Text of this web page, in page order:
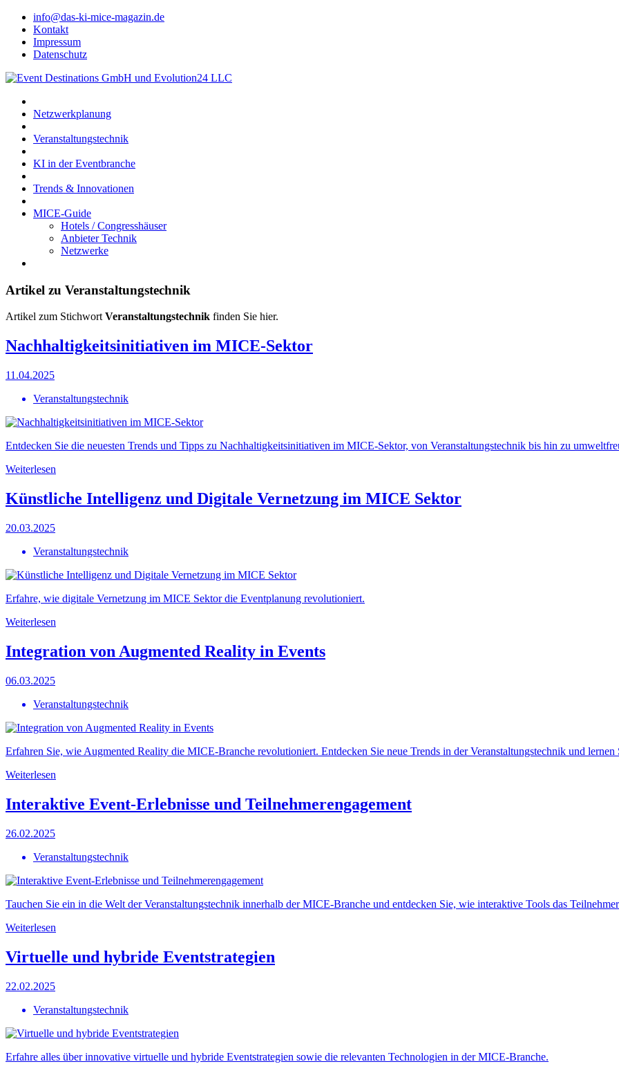
info@das-ki-mice-magazin.de
Kontakt
Impressum
Datenschutz
Netzwerkplanung
Veranstaltungstechnik
KI in der Eventbranche
Trends & Innovationen
MICE-Guide
Hotels / Congresshäuser
Anbieter Technik
Netzwerke
Artikel zu Veranstaltungstechnik
Artikel zum StichwortVeranstaltungstechnik finden Sie hier.
Nachhaltigkeitsinitiativen im MICE-Sektor
11.04.2025
Veranstaltungstechnik
Entdecken Sie die neuesten Trends und Tipps zu Nachhaltigkeitsinitiativen im MICE-Sektor, von Veranstaltungstechnik bis hin zu
Weiterlesen
Künstliche Intelligenz und Digitale Vernetzung im MICE Sektor
20.03.2025
Veranstaltungstechnik
Erfahre, wie digitale Vernetzung im MICE Sektor die Eventplanung revolutioniert.
Weiterlesen
Integration von Augmented Reality in Events
06.03.2025
Veranstaltungstechnik
Erfahren Sie, wie Augmented Reality die MICE-Branche revolutioniert. Entdecken Sie neue Trends in der Veranstaltungstechnik und
Weiterlesen
Interaktive Event-Erlebnisse und Teilnehmerengagement
26.02.2025
Veranstaltungstechnik
Tauchen Sie ein in die Welt der Veranstaltungstechnik innerhalb der MICE-Branche und entdecken Sie, wie interaktive Tools das
Weiterlesen
Virtuelle und hybride Eventstrategien
22.02.2025
Veranstaltungstechnik
Erfahre alles über innovative virtuelle und hybride Eventstrategien sowie die relevanten Technologien in der MICE-Branche.